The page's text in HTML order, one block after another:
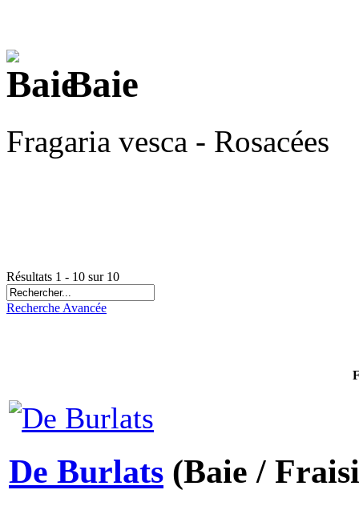
Baie
Fragaria vesca - Rosacées
Résultats 1 - 10 sur 10
Recherche Avancée
De Burlats (Baie /